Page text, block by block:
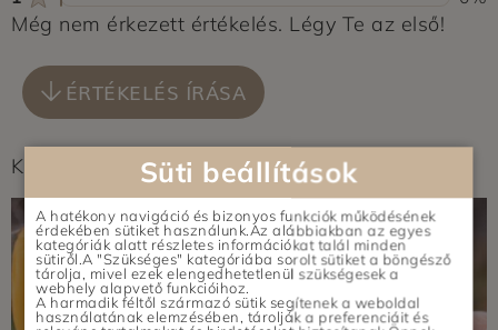
Még nem érkezett értékelés. Légy Te az első!
ÉRTÉKELÉS ÍRÁSA
Képek feltöltés alatt...Süti beállítások
A hatékony navigáció és bizonyos funkciók működésének
érdekében sütiket használunk.Az alábbiakban az egyes
kategóriák alatt részletes információkat talál minden
sütiről.A "Szükséges" kategóriába sorolt sütiket a böngésző
tárolja, mivel ezek elengedhetetlenül szükségesek a
webhely alapvető funkcióihoz.
A harmadik féltől származó sütik segítenek a weboldal
használatának elemzésében, tárolják a preferenciáit és